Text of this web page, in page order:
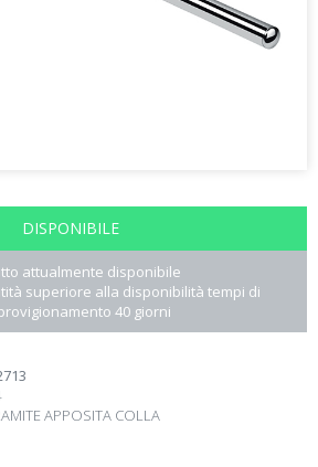
DISPONIBILE
attualmente disponibile
superiore alla disponibilità tempi di
40 giorni
APPOSITA COLLA